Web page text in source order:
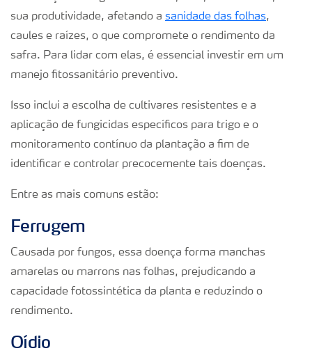
sua produtividade, afetando a sanidade das folhas,
caules e raízes, o que compromete o rendimento da
safra. Para lidar com elas, é essencial investir em um
manejo fitossanitário preventivo.
Isso inclui a escolha de cultivares resistentes e a
aplicação de fungicidas específicos para trigo e o
monitoramento contínuo da plantação a fim de
identificar e controlar precocemente tais doenças.
Entre as mais comuns estão:
Ferrugem
Causada por fungos, essa doença forma manchas
amarelas ou marrons nas folhas, prejudicando a
capacidade fotossintética da planta e reduzindo o
rendimento.
Oídio